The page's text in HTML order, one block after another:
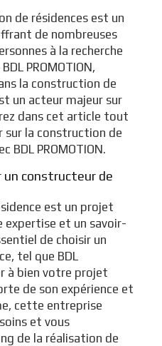
de résidences est un
de nombreuses
à la recherche
PROMOTION,
la construction de
un acteur majeur sur
dans cet article tout
sur la construction de
BDL PROMOTION.
un constructeur de
est un projet
expertise et un savoir-
de choisir un
tel que BDL
à bien votre projet
de son expérience et
cette entreprise
et vous
de la réalisation de